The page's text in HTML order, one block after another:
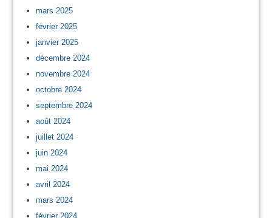
mars 2025
février 2025
janvier 2025
décembre 2024
novembre 2024
octobre 2024
septembre 2024
août 2024
juillet 2024
juin 2024
mai 2024
avril 2024
mars 2024
février 2024